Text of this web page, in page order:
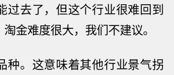
过去了，但这个行业很难回到
金难度很大，我们不建议。
种。这意味着其他行业景气拐